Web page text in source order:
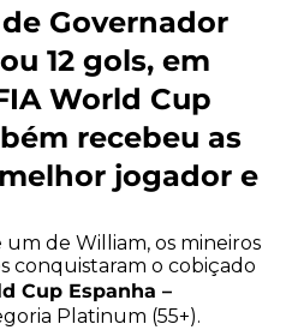
Governador
12 gols, em
World Cup
recebeu as
jogador e
de William, os mineiros
conquistaram o cobiçado
Cup Espanha –
Platinum (55+).